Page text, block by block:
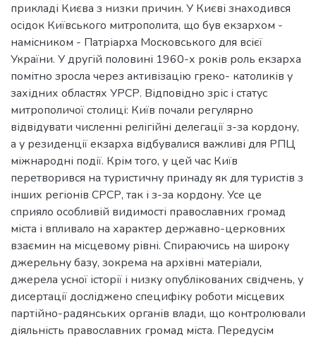
прикладі Києва з низки причин. У Києві знаходився
осідок Київського митрополита, що був екзархом -
намісником - Патріарха Московського для всієї
України. У другій половині 1960-х років роль екзарха
помітно зросла через активізацію греко- католиків у
західних областях УРСР. Відповідно зріс і статус
митрополичої столиці: Київ почали регулярно
відвідувати численні релігійні делегації з-за кордону,
а у резиденції екзарха відбувалися важливі для РПЦ
міжнародні події. Крім того, у цей час Київ
перетворився на туристичну принаду як для туристів з
інших регіонів СРСР, так і з-за кордону. Усе це
сприяло особливій видимості православних громад
міста і впливало на характер державно-церковних
взаємин на місцевому рівні. Спираючись на широку
джерельну базу, зокрема на архівні матеріали,
джерела усної історії і низку опублікованих свідчень, у
дисертації досліджено специфіку роботи місцевих
партійно-радянських органів влади, що контролювали
діяльність православних громад міста. Передусім